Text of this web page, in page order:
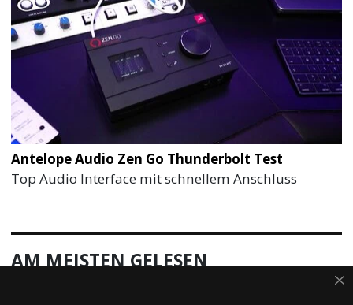
Antelope Audio Zen Go Thunderbolt Test
Top Audio Interface mit schnellem Anschluss
AM MEISTEN GELESEN